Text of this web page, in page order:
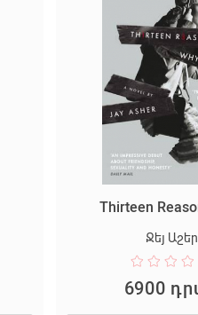
Thirteen
Ջեյ Աշեր
6900